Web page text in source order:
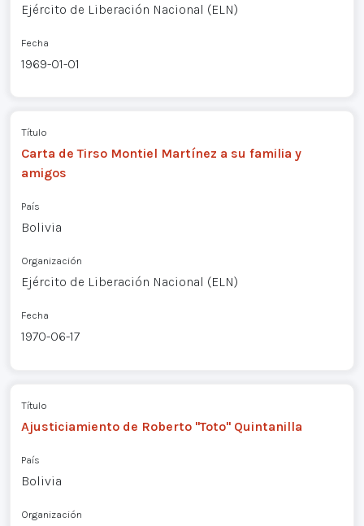
Ejército de Liberación Nacional (ELN)
Fecha
1969-01-01
Título
Carta de Tirso Montiel Martínez a su familia y
amigos
País
Bolivia
Organización
Ejército de Liberación Nacional (ELN)
Fecha
1970-06-17
Título
Ajusticiamiento de Roberto "Toto" Quintanilla
País
Bolivia
Organización